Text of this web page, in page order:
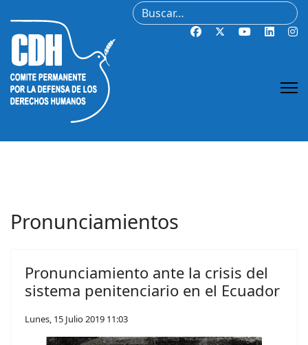
Buscar
Pronunciamientos
Pronunciamiento ante la crisis del
sistema penitenciario en el Ecuador
Lunes, 15 Julio 2019 11:03